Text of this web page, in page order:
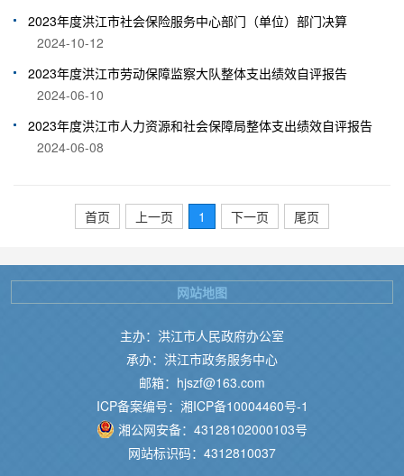
2023年度洪江市社会保险服务中心部门（单位）部门决算
2024-10-12
2023年度洪江市劳动保障监察大队整体支出绩效自评报告
2024-06-10
2023年度洪江市人力资源和社会保障局整体支出绩效自评报告
2024-06-08
首页 上一页 1 下一页 尾页
主办：洪江市人民政府办公室
承办：洪江市政务服务中心
邮箱：hjszf@163.com
ICP备案编号：湘ICP备10004460号-1
湘公网安备：43128102000103号
网站标识码：4312810037
网站地图